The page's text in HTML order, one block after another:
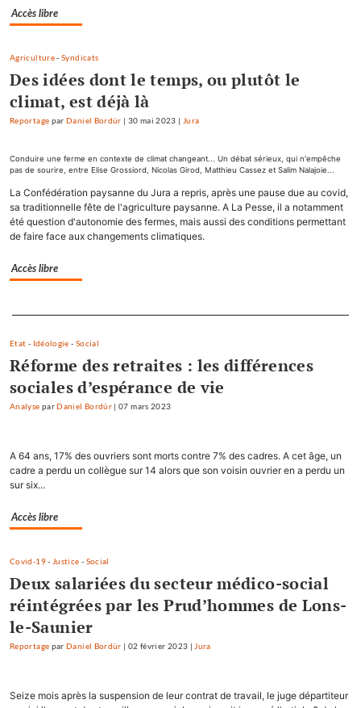
Accès libre
Agriculture-Syndicats
Des idées dont le temps, ou plutôt le
climat, est déjà là
Reportage par Daniel Bordür 30 mai 2023 Jura
Conduire une ferme en contexte de climat changeant... Un débat sérieux, qui n'empêche
pas de sourire, entre Elise Grossiord, Nicolas Girod, Matthieu Cassez et Salim Nalajoie...
La Confédération paysanne du Jura a repris, après une pause due au covid,
sa traditionnelle fête de l'agriculture paysanne. A La Pesse, il a notamment
été question d'autonomie des fermes, mais aussi des conditions permettant
de faire face aux changements climatiques.
Accès libre
Separateur
Etat - Idéologie - Social
Réforme des retraites : les différences
sociales d’espérance de vie
Analyse par Daniel Bordür |07 mars 2023
A 64 ans, 17% des ouvriers sont morts contre 7% des cadres. A cet âge, un
cadre a perdu un collègue sur 14 alors que son voisin ouvrier en a perdu un
sur six...
Accès libre
Covid-19- Justice - Social
Deux salariées du secteur médico-social
réintégrées par les Prud’hommes de Lons-
le-Saunier
Reportage par Daniel Bordür 02 février 2023 |Jura
Seize mois après la suspension de leur contrat de travail, le juge départiteur